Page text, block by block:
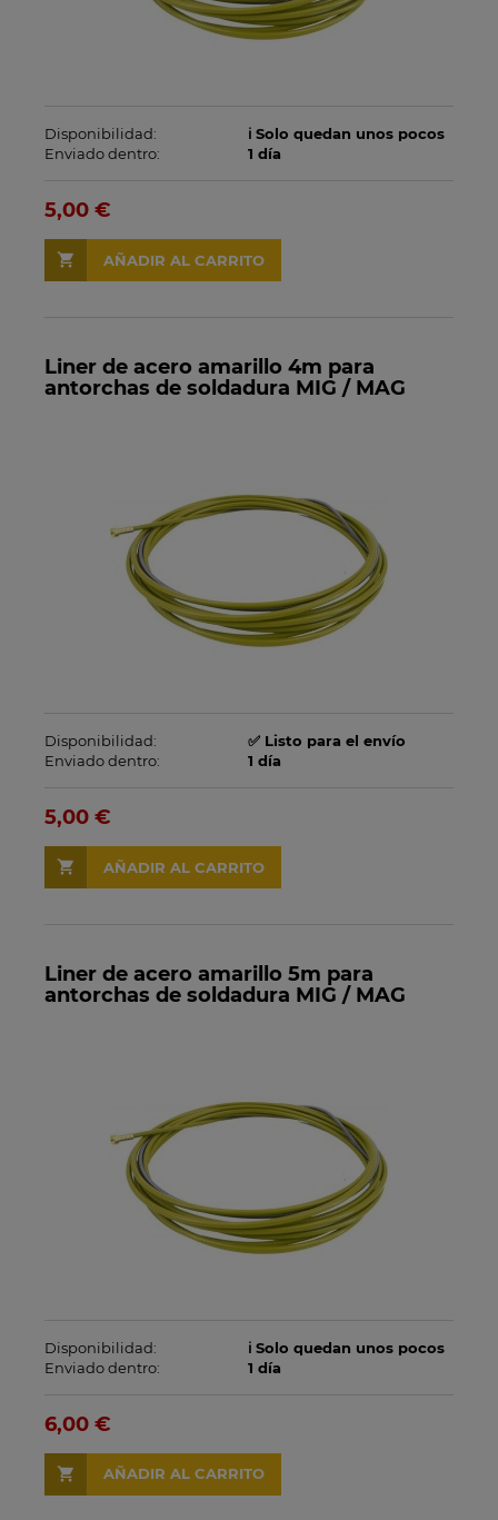
Disponibilidad:
ℹ️ Solo quedan unos pocos
Enviado dentro:
1 día
5,00 €
AÑADIR AL CARRITO
Liner de acero amarillo 4m para
antorchas de soldadura MIG / MAG
Disponibilidad:
✅ Listo para el envío
Enviado dentro:
1 día
5,00 €
AÑADIR AL CARRITO
Liner de acero amarillo 5m para
antorchas de soldadura MIG / MAG
Disponibilidad:
ℹ️ Solo quedan unos pocos
Enviado dentro:
1 día
6,00 €
AÑADIR AL CARRITO